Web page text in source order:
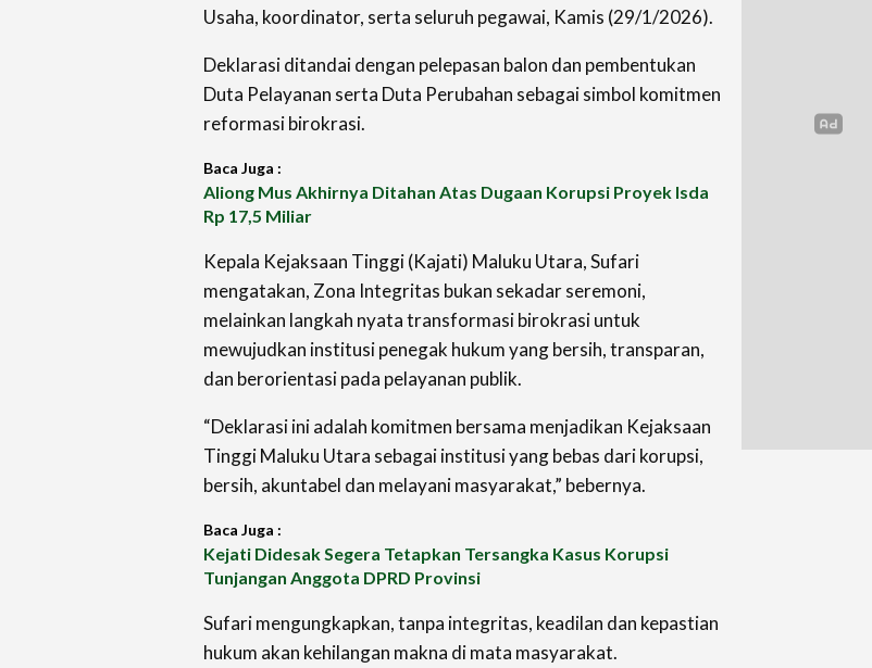
Usaha, koordinator, serta seluruh pegawai, Kamis (29/1/2026).
‎Deklarasi ditandai dengan pelepasan balon dan pembentukan
Duta Pelayanan serta Duta Perubahan sebagai simbol komitmen
reformasi birokrasi.
Baca Juga :
Aliong Mus Akhirnya Ditahan Atas Dugaan Korupsi Proyek Isda
Rp 17,5 Miliar
Kepala Kejaksaan Tinggi (Kajati) Maluku Utara, Sufari
mengatakan, Zona Integritas bukan sekadar seremoni,
melainkan langkah nyata transformasi birokrasi untuk
mewujudkan institusi penegak hukum yang bersih, transparan,
dan berorientasi pada pelayanan publik.
‎“Deklarasi ini adalah komitmen bersama menjadikan Kejaksaan
Tinggi Maluku Utara sebagai institusi yang bebas dari korupsi,
bersih, akuntabel dan melayani masyarakat,” bebernya.
Baca Juga :
Kejati Didesak Segera Tetapkan Tersangka Kasus Korupsi
Tunjangan Anggota DPRD Provinsi
Sufari mengungkapkan, tanpa integritas, keadilan dan kepastian
hukum akan kehilangan makna di mata masyarakat.